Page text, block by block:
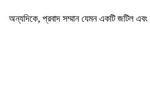
অন্যদিকে, প্রবাদ সম্মান যেমন একটি জটিল এবং